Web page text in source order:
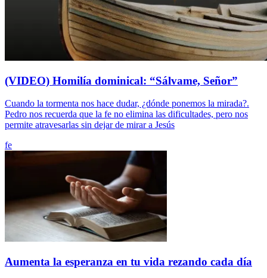
(VIDEO) Homilía dominical: “Sálvame, Señor”
Cuando la tormenta nos hace dudar, ¿dónde ponemos la mirada?.
Pedro nos recuerda que la fe no elimina las dificultades, pero nos
permite atravesarlas sin dejar de mirar a Jesús
fe
Aumenta la esperanza en tu vida rezando cada día